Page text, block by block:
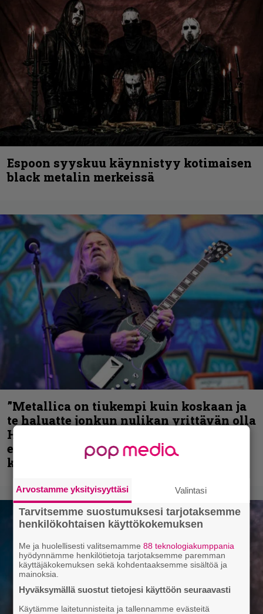
Espoon syyskuu käynnistyy kotimaisen
black metalin merkeissä
”Metallica on tiukempi kuin koskaan ja
te haluatte jonkun nulikan yrittävän olla
Hetfield?” – Pepper Keenan muisteli
ensimmäistä koesoittoaan hevijätin
kanssa
Arvostamme yksityisyyttäsi Valintasi
Tarvitsemme suostumuksesi tarjotaksemme
henkilökohtaisen käyttökokemuksen
Me ja huolellisesti valitsemamme88 teknologiakumppania
hyödynnämme henkilötietoja tarjotaksemme paremman
käyttäjäkokemuksen sekä kohdentaaksemme sisältöä ja
mainoksia.
Hyväksymällä suostut tietojesi käyttöön seuraavasti
Käytämme laitetunnisteita ja tallennamme evästeitä